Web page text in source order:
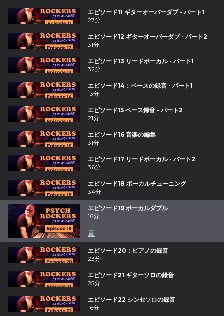
エピソード11 ギターオーバーダブ - パート1
27分
エピソード12 ギターオーバーダブ - パート2
31分
エピソード13 リードボーカル - パート1
32分
エピソード14：ベースの録音 - パート1
13分
エピソード15 ベース録音 - パート2
21分
エピソード16 音楽の編集
31分
エピソード17 リードボーカル - パート2
36分
エピソード18 ボーカルチューニング
34分
エピソード19 ボーカルダブル
16分
章
エピソード20：ピアノの録音
23分
エピソード21 ギターソロの録音
25分
エピソード22 シンセソロの録音
16分